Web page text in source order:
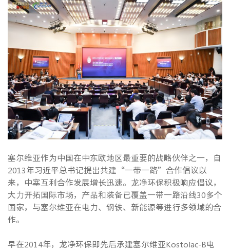
塞尔维亚作为中国在中东欧地区最重要的战略伙伴之一，自
2013年习近平总书记提出共建“一带一路”合作倡议以
来，中塞互利合作发展增长迅速。龙净环保积极响应倡议，
大力开拓国际市场，产品和装备已覆盖一带一路沿线30多个
国家，与塞尔维亚在电力、钢铁、新能源等进行多领域的合
作。
早在2014年，龙净环保即先后承建塞尔维亚Kostolac-B电